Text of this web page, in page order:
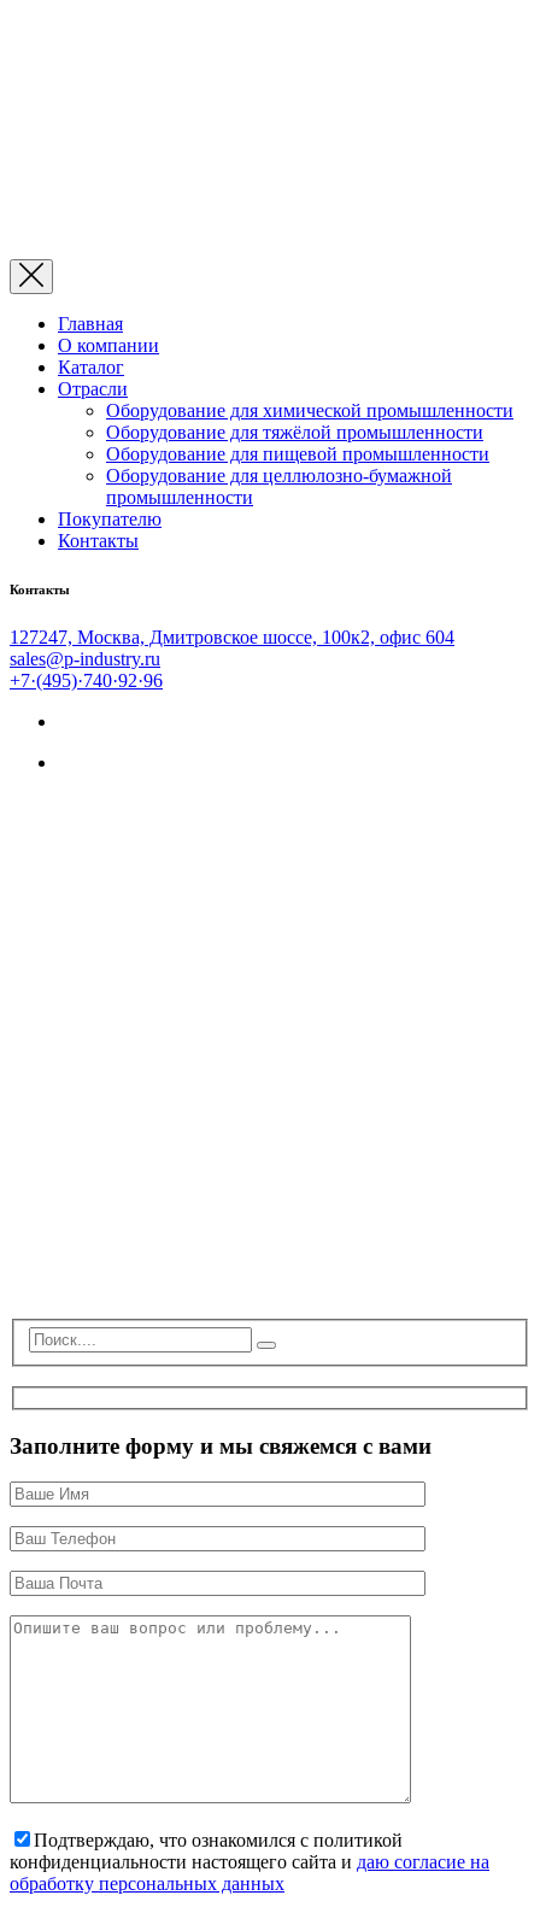
Главная
О компании
Каталог
Отрасли
Оборудование для химической промышленности
Оборудование для тяжёлой промышленности
Оборудование для пищевой промышленности
Оборудование для целлюлозно-бумажной
промышленности
Покупателю
Контакты
Контакты
127247, Москва, Дмитровское шоссе, 100к2, офис 604
sales@p-industry.ru
+7·(495)·740·92·96
Заполните форму и мы свяжемся с вами
Подтверждаю, что ознакомился с политикой
конфиденциальности настоящего сайта и даю согласие на
обработку персональных данных